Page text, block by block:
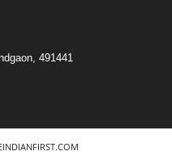
491441